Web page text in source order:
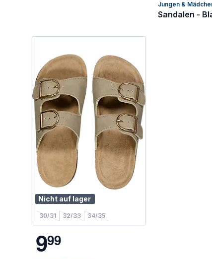
Jungen &
Sandalen -
Nicht auf lager
30/31 32/33 34/35
999